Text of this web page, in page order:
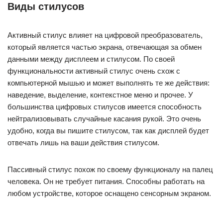
Виды стилусов
Активный стилус влияет на цифровой преобразователь,
который является частью экрана, отвечающая за обмен
данными между дисплеем и стилусом. По своей
функциональности активный стилус очень схож с
компьютерной мышью и может выполнять те же действия:
наведение, выделение, контекстное меню и прочее. У
большинства цифровых стилусов имеется способность
нейтрализовывать случайные касания рукой. Это очень
удобно, когда вы пишите стилусом, так как дисплей будет
отвечать лишь на ваши действия стилусом.
Пассивный стилус похож по своему функционалу на палец
человека. Он не требует питания. Способны работать на
любом устройстве, которое оснащено сенсорным экраном.